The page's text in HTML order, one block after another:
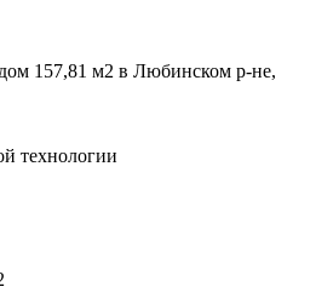
157,81 м2 в Любинском р-не,
технологии